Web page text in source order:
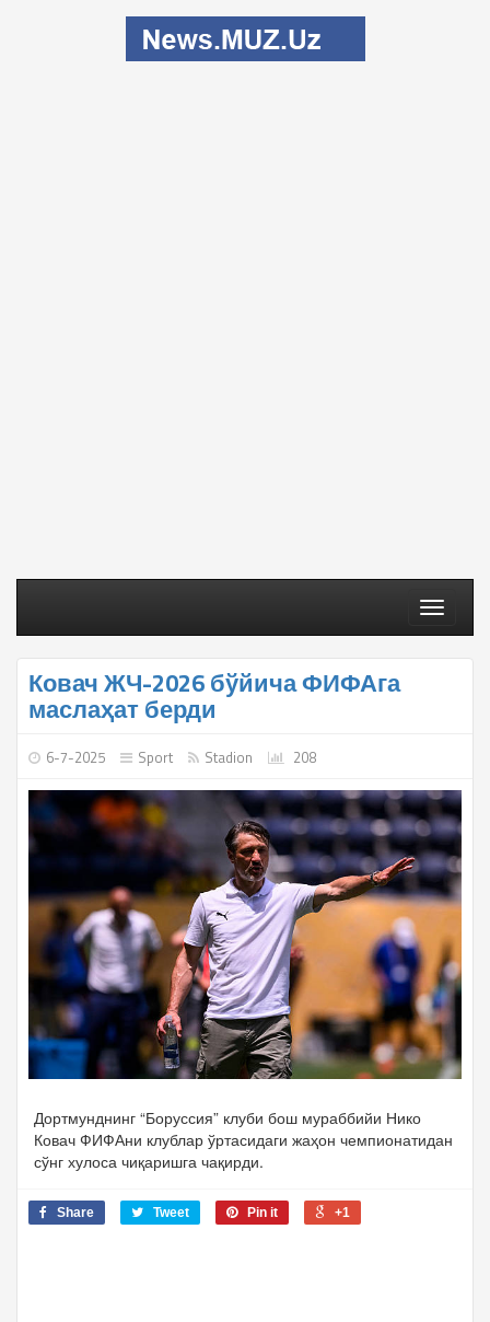
Toggle
Ковач ЖЧ-2026 бўйича ФИФАга
маслаҳат берди
6-7-2025 Sport Stadion 208
Дортмунднинг “Боруссия” клуби бош мураббийи Нико
Ковач ФИФАни клублар ўртасидаги жаҳон чемпионатидан
сўнг хулоса чиқаришга чақирди.
Share Tweet Pin it +1